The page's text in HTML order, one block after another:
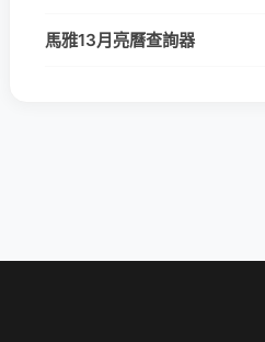
馬雅13月亮曆查詢器